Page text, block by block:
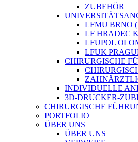
ZUBEHÖR
LFMU BRNO
LF HRADEC
LFUPOL
LFUK
CHIRURGISCHE
INDIVIDUELLE
3D-DRUCKER-
CHIRURGISCHE
PORTFOLIO
ÜBER UNS
ÜBER UNS